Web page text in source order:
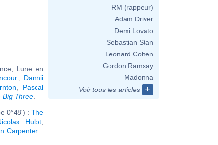
Lune en
Dannii
Pascal
Big Three
0°48') : The
Hulot
Carpenter...
RM (rappeur)
Adam Driver
Demi Lovato
Sebastian Stan
Leonard Cohen
Gordon Ramsay
Madonna
Voir tous les articles
+